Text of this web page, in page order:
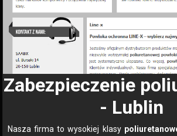
Zabezpieczenie
- Lublin
Nasza firma to wysokiej klasy